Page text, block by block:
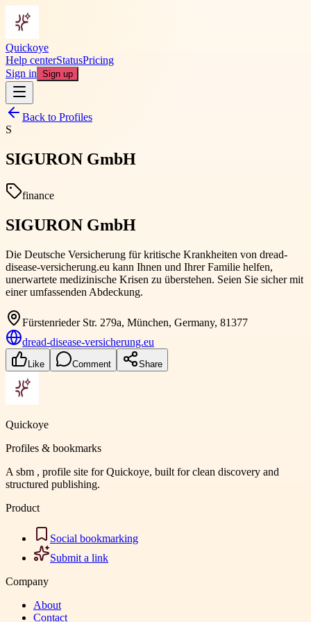
Quickoye
Help centerStatusPricing
Sign in Sign up
Back to Profiles
S
SIGURON GmbH
finance
SIGURON GmbH
Die Deutsche Versicherung für kritische Krankheiten von dread-
disease-versicherung.eu kann Ihnen und Ihrer Familie helfen,
unerwartete medizinische Krisen zu überstehen. Seien Sie sicher mit
einer umfassenden Abdeckung.
Fürstenrieder Str. 279a, München, Germany, 81377
dread-disease-versicherung.eu
Like Comment Share
Quickoye
Profiles & bookmarks
A sbm , profile site for Quickoye, built for clean discovery and
structured publishing.
Product
Social bookmarking
Submit a link
Company
About
Contact